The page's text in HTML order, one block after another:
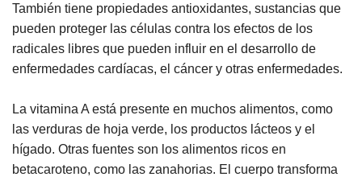
También tiene propiedades antioxidantes, sustancias que
pueden proteger las células contra los efectos de los
radicales libres que pueden influir en el desarrollo de
enfermedades cardíacas, el cáncer y otras enfermedades.
La vitamina A está presente en muchos alimentos, como
las verduras de hoja verde, los productos lácteos y el
hígado. Otras fuentes son los alimentos ricos en
betacaroteno, como las zanahorias. El cuerpo transforma